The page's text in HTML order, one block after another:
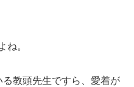
ね。
教頭先生ですら、愛着が